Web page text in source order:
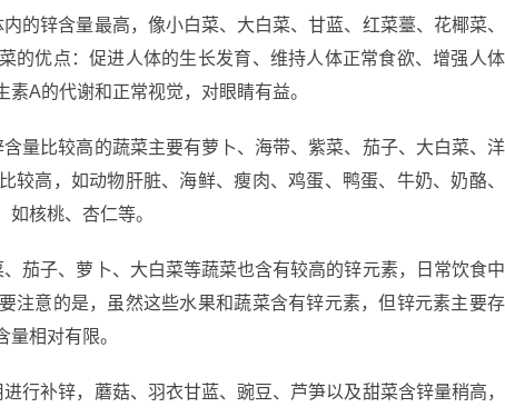
的锌含量最高，像小白菜、大白菜、甘蓝、红菜薹、花椰菜、
的优点：促进人体的生长发育、维持人体正常食欲、增强人体
A的代谢和正常视觉，对眼睛有益。
量比较高的蔬菜主要有萝卜、海带、紫菜、茄子、大白菜、洋
较高，如动物肝脏、海鲜、瘦肉、鸡蛋、鸭蛋、牛奶、奶酪、
核桃、杏仁等。
茄子、萝卜、大白菜等蔬菜也含有较高的锌元素，日常饮食中
注意的是，虽然这些水果和蔬菜含有锌元素，但锌元素主要存
相对有限。
行补锌，蘑菇、羽衣甘蓝、豌豆、芦笋以及甜菜含锌量稍高，